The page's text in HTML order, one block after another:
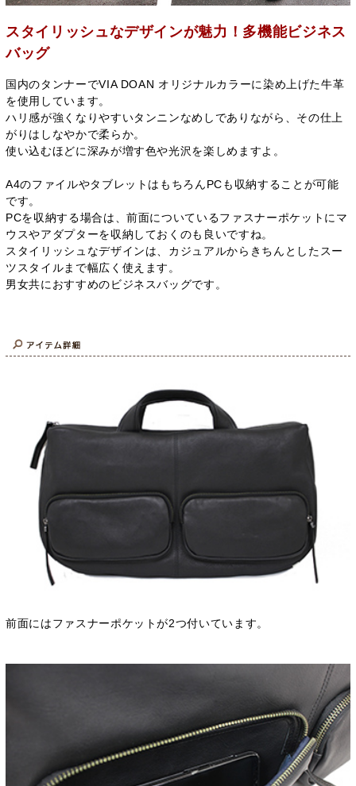
スタイリッシュなデザインが魅力！多機能ビジネス
バッグ
国内のタンナーでVIA DOAN オリジナルカラーに染め上げた牛革
を使用しています。
ハリ感が強くなりやすいタンニンなめしでありながら、その仕上
がりはしなやかで柔らか。
使い込むほどに深みが増す色や光沢を楽しめますよ。
A4のファイルやタブレットはもちろんPCも収納することが可能
です。
PCを収納する場合は、前面についているファスナーポケットにマ
ウスやアダプターを収納しておくのも良いですね。
スタイリッシュなデザインは、カジュアルからきちんとしたスー
ツスタイルまで幅広く使えます。
男女共におすすめのビジネスバッグです。
前面にはファスナーポケットが2つ付いています。